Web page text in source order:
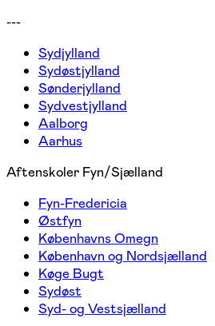
---
Sydjylland
Sydøstjylland
Sønderjylland
Sydvestjylland
Aalborg
Aarhus
Aftenskoler Fyn/Sjælland
Fyn-Fredericia
Østfyn
Københavns Omegn
København og Nordsjælland
Køge Bugt
Sydøst
Syd- og Vestsjælland